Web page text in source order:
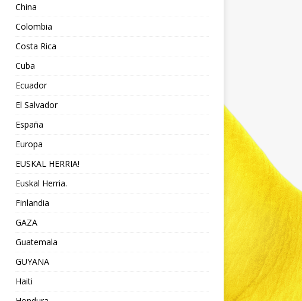
China
Colombia
Costa Rica
Cuba
Ecuador
El Salvador
España
Europa
EUSKAL HERRIA!
Euskal Herria.
Finlandia
GAZA
Guatemala
GUYANA
Haiti